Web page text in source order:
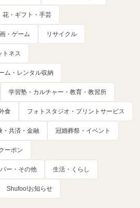
花・ギフト・手芸
・ゲーム リサイクル
トネス
ム・レンタル収納
学習塾・カルチャー・教育・教習所
食 フォトスタジオ・プリントサービス
・共済・金融 冠婚葬祭・イベント
ーポン
ー・その他 生活・くらし
Shufoo!お知らせ